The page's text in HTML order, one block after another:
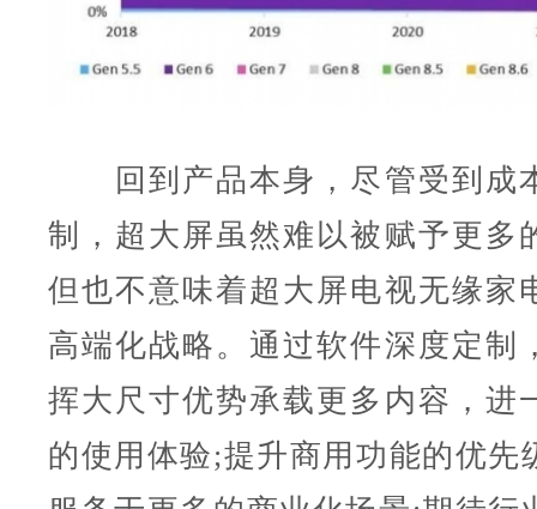
回到产品本身，尽管受到成
制，超大屏虽然难以被赋予更多
但也不意味着超大屏电视无缘家
高端化战略。通过软件深度定制
挥大尺寸优势承载更多内容，进
的使用体验;提升商用功能的优先